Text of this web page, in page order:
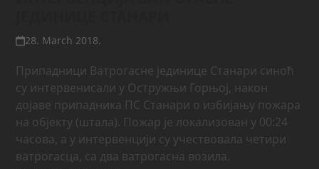
28. March 2018.
Припадници Ватрогасне јединице Станари синоћ
су интервенисали у Остружњи Горњој, након
дојаве припадника ПС Станари о избијању пожара
на објекту (штала). Пожар је локализован у 00:24
часова, а у интервенцији су учествовала четири
ватрогасца, са два ватрогасна возила.